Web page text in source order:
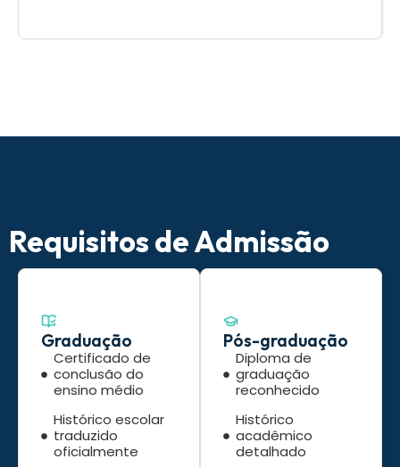
Requisitos de Admissão
Graduação
Certificado de
conclusão do
ensino médio
Histórico escolar
traduzido
oficialmente
Pós-graduação
Diploma de
graduação
reconhecido
Histórico
acadêmico
detalhado